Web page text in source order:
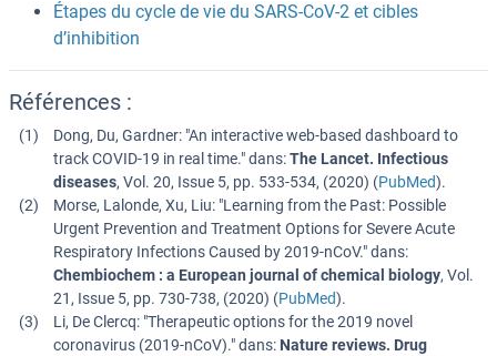
Étapes du cycle de vie du SARS-CoV-2 et cibles
d’inhibition
Références :
Dong, Du, Gardner: "An interactive web-based dashboard to
track COVID-19 in real time." dans:The Lancet. Infectious
diseases, Vol. 20, Issue 5, pp. 533-534, (2020) (PubMed).
Morse, Lalonde, Xu, Liu: "Learning from the Past: Possible
Urgent Prevention and Treatment Options for Severe Acute
Respiratory Infections Caused by 2019-nCoV." dans:
Chembiochem : a European journal of chemical biology, Vol.
21 , Issue 5, pp. 730-738, (2020) (PubMed).
Li, De Clercq: "Therapeutic options for the 2019 novel
coronavirus (2019-nCoV)." dans: Nature reviews. Drug